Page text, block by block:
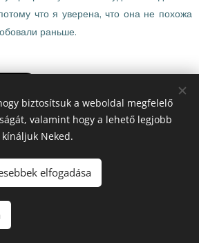
что я уверена, что она не похожа
раньше.
Minden jog fenntartva
Webnode
biztosítsuk a weboldal megfelelő
valamint hogy a lehető legjobb
Neked.
elfogadása